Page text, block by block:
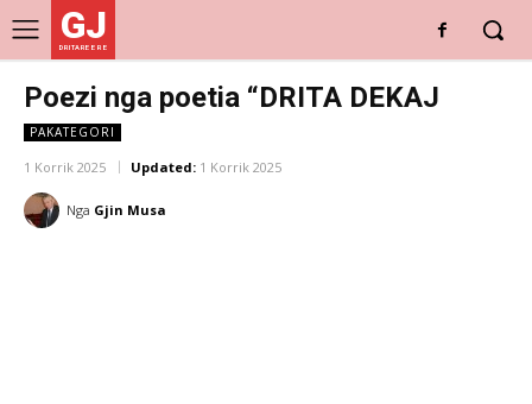
GJ
DRITARE E RE
Poezi nga poetia “DRITA DEKAJ
PAKATEGORI
1 Korrik 2025 Updated: 1 Korrik 2025
Nga Gjin Musa